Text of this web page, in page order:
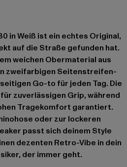
in Weiß ist ein echtes Original,
auf die Straße gefunden hat.
weichen Obermaterial aus
zweifarbigen Seitenstreifen-
Go-to für jeden Tag. Die
zuverlässigen Grip, während
Tragekomfort garantiert.
oder zur lockeren
passt sich deinem Style
dezenten Retro-Vibe in dein
der immer geht.